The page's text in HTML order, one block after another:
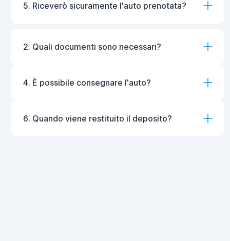
5. Riceverò sicuramente l'auto prenotata?
2. Quali documenti sono necessari?
4. È possibile consegnare l'auto?
6. Quando viene restituito il deposito?